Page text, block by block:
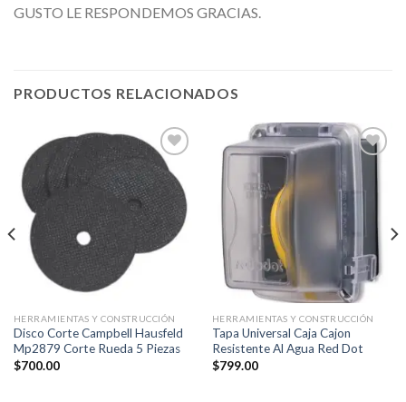
GUSTO LE RESPONDEMOS GRACIAS.
PRODUCTOS RELACIONADOS
Añadir
a la
lista de
deseos
HERRAMIENTAS Y CONSTRUCCIÓN
Disco Corte Campbell Hausfeld
Mp2879 Corte Rueda 5 Piezas
$700.00
Añadir
a la
lista de
HERRAMIENTAS Y CONSTRUCCIÓN
Tapa Universal Caja Cajon
Resistente Al Agua Red Dot
$799.00